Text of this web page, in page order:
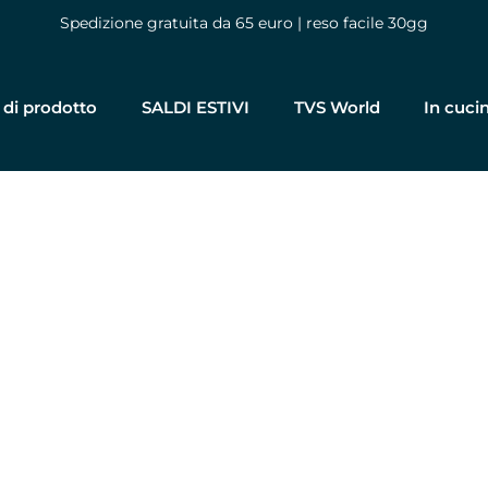
Spedizione gratuita da 65 euro | reso facile 30gg
di prodotto SALDI ESTIVI TVS World In